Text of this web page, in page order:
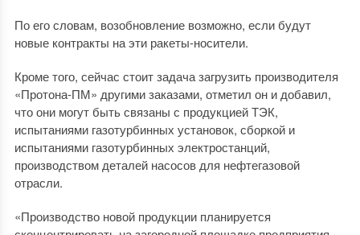
По его словам, возобновление возможно, если будут
новые контракты на эти ракеты-носители.
Кроме того, сейчас стоит задача загрузить производителя
«Протона-ПМ» другими заказами, отметил он и добавил,
что они могут быть связаны с продукцией ТЭК,
испытаниями газотурбинных установок, сборкой и
испытаниями газотурбинных электростанций,
производством деталей насосов для нефтегазовой
отрасли.
«Производство новой продукции планируется